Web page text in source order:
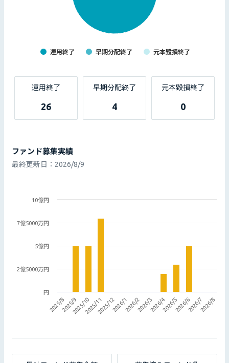
運用終了 早期分配終了 元本毀損終了
運用終了
26
早期分配終了
4
元本毀損終了
0
ファンド募集実績
最終更新日： 2026/8/9
2025/82025/92025/102025/112025/122026/12026/22026/32026/42026/52026/62026/72026/8
円
2億5000万円
5億円
7億5000万円
10億円